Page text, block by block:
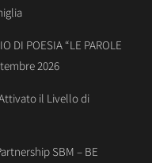
DI POESIA “LE PAROLE
2026
il Livello di
SBM – BE